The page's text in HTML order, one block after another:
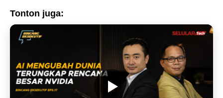
Tonton juga: